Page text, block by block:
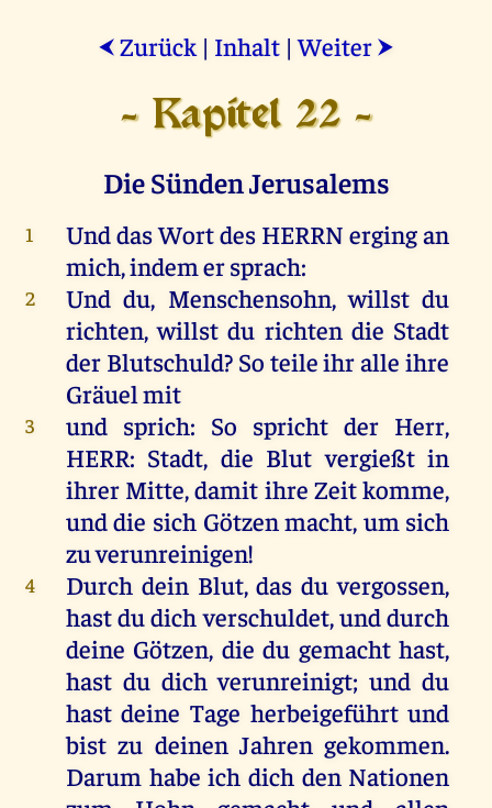
⮜ Zurück | Inhalt |Weiter ⮞
- Kapitel 22 -
Die Sünden Jerusalems
1 UnddasWortdes HERRN ergingan
mich,indemersprach:
2 Und du, Menschensohn,willst du
richten,willst du richten die Stadt
der Blutschuld? So teileihralle ihre
Gräuelmit
3 und sprich: So spricht der Herr,
HERR: Stadt, die Blut vergießt in
ihrer Mitte,damit ihre Zeitkomme,
unddie sich Götzenmacht, um sich
zuverunreinigen!
4 Durch dein Blut,das du vergossen,
hastdudichverschuldet,unddurch
deine Götzen, die du gemacht hast,
hast du dich verunreinigt;und du
hast deine Tage herbeigeführtund
bist zu deinen Jahren gekommen.
Darum habe ich dich denNationen